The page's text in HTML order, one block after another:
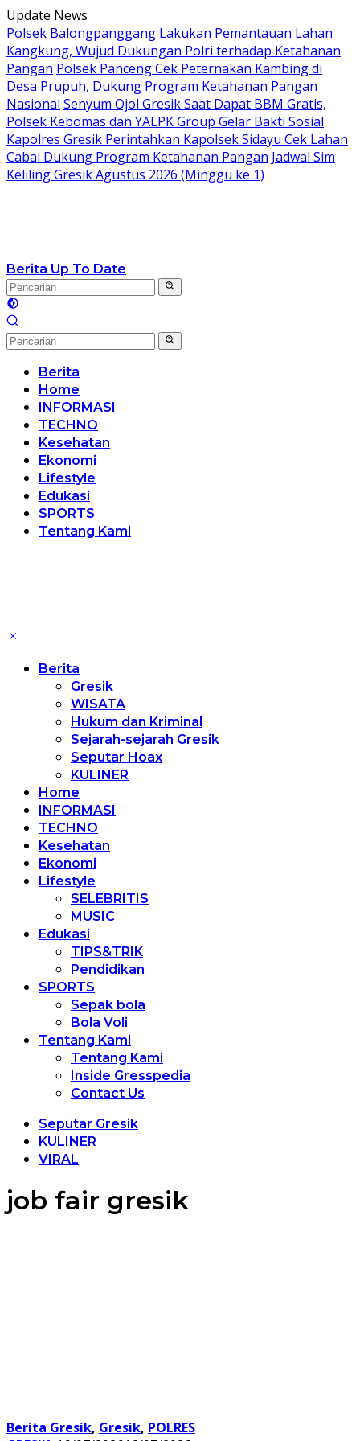
Langsung
ke
konten
Update News
Polsek Balongpanggang Lakukan Pemantauan Lahan
Kangkung, Wujud Dukungan Polri terhadap Ketahanan
Pangan Polsek Panceng Cek Peternakan Kambing di
Desa Prupuh, Dukung Program Ketahanan Pangan
Nasional Senyum Ojol Gresik Saat Dapat BBM Gratis,
Polsek Kebomas dan YALPK Group Gelar Bakti Sosial
Kapolres Gresik Perintahkan Kapolsek Sidayu Cek Lahan
Cabai Dukung Program Ketahanan Pangan Jadwal Sim
Keliling Gresik Agustus 2026 (Minggu ke 1)
Berita Up To Date
Berita
Home
INFORMASI
TECHNO
Kesehatan
Ekonomi
Lifestyle
Edukasi
SPORTS
Tentang Kami
Berita
Gresik
WISATA
Hukum dan Kriminal
Sejarah-sejarah Gresik
Seputar Hoax
KULINER
Home
INFORMASI
TECHNO
Kesehatan
Ekonomi
Lifestyle
SELEBRITIS
MUSIC
Edukasi
TIPS&TRIK
Pendidikan
SPORTS
Sepak bola
Bola Voli
Tentang Kami
Tentang Kami
Inside Gresspedia
Contact Us
Seputar Gresik
KULINER
VIRAL
job fair gresik
Berita Gresik, Gresik, POLRES